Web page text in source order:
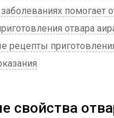
помогает
отвара
рецепты
свойства